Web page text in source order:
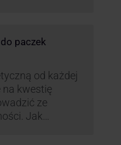
paczek
od każdej
kwestię
ze
Jak